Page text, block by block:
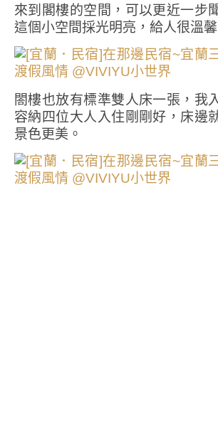
來到閣樓的空間，可以更近一步
這個小空間採光明亮，給人很溫
閤樓也放有標準雙人床一張，我
容納四位大人入住剛剛好，床邊
景色更美。